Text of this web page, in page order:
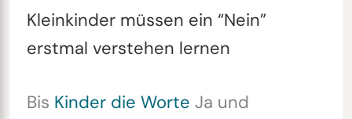
Kleinkinder müssen ein “Nein”
erstmal verstehen lernen
Bis Kinder die Worte Ja und